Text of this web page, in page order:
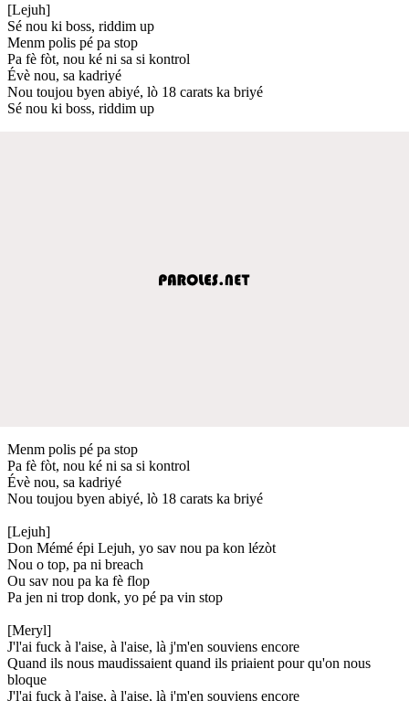
[Lejuh]
Sé nou ki boss, riddim up
Menm polis pé pa stop
Pa fè fòt, nou ké ni sa si kontrol
Évè nou, sa kadriyé
Nou toujou byen abiyé, lò 18 carats ka briyé
Sé nou ki boss, riddim up
Menm polis pé pa stop
Pa fè fòt, nou ké ni sa si kontrol
Évè nou, sa kadriyé
Nou toujou byen abiyé, lò 18 carats ka briyé
[Lejuh]
Don Mémé épi Lejuh, yo sav nou pa kon lézòt
Nou o top, pa ni breach
Ou sav nou pa ka fè flop
Pa jen ni trop donk, yo pé pa vin stop
[Meryl]
J'l'ai fuck à l'aise, à l'aise, là j'm'en souviens encore
Quand ils nous maudissaient quand ils priaient pour qu'on nous
bloque
J'l'ai fuck à l'aise, à l'aise, là j'm'en souviens encore